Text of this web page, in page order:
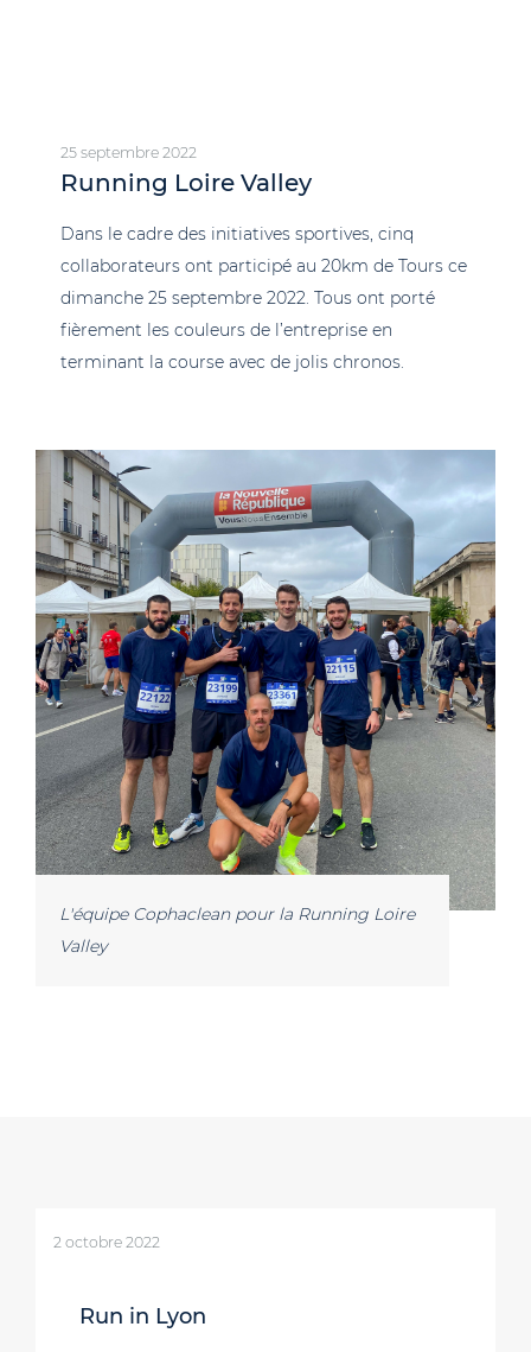
25 septembre 2022
Running Loire Valley
Dans le cadre des initiatives sportives, cinq
collaborateurs ont participé au 20km de Tours ce
dimanche 25 septembre 2022. Tous ont porté
fièrement les couleurs de l’entreprise en
terminant la course avec de jolis chronos.
L'équipe Cophaclean pour la Running Loire
Valley
2 octobre 2022
Run in Lyon